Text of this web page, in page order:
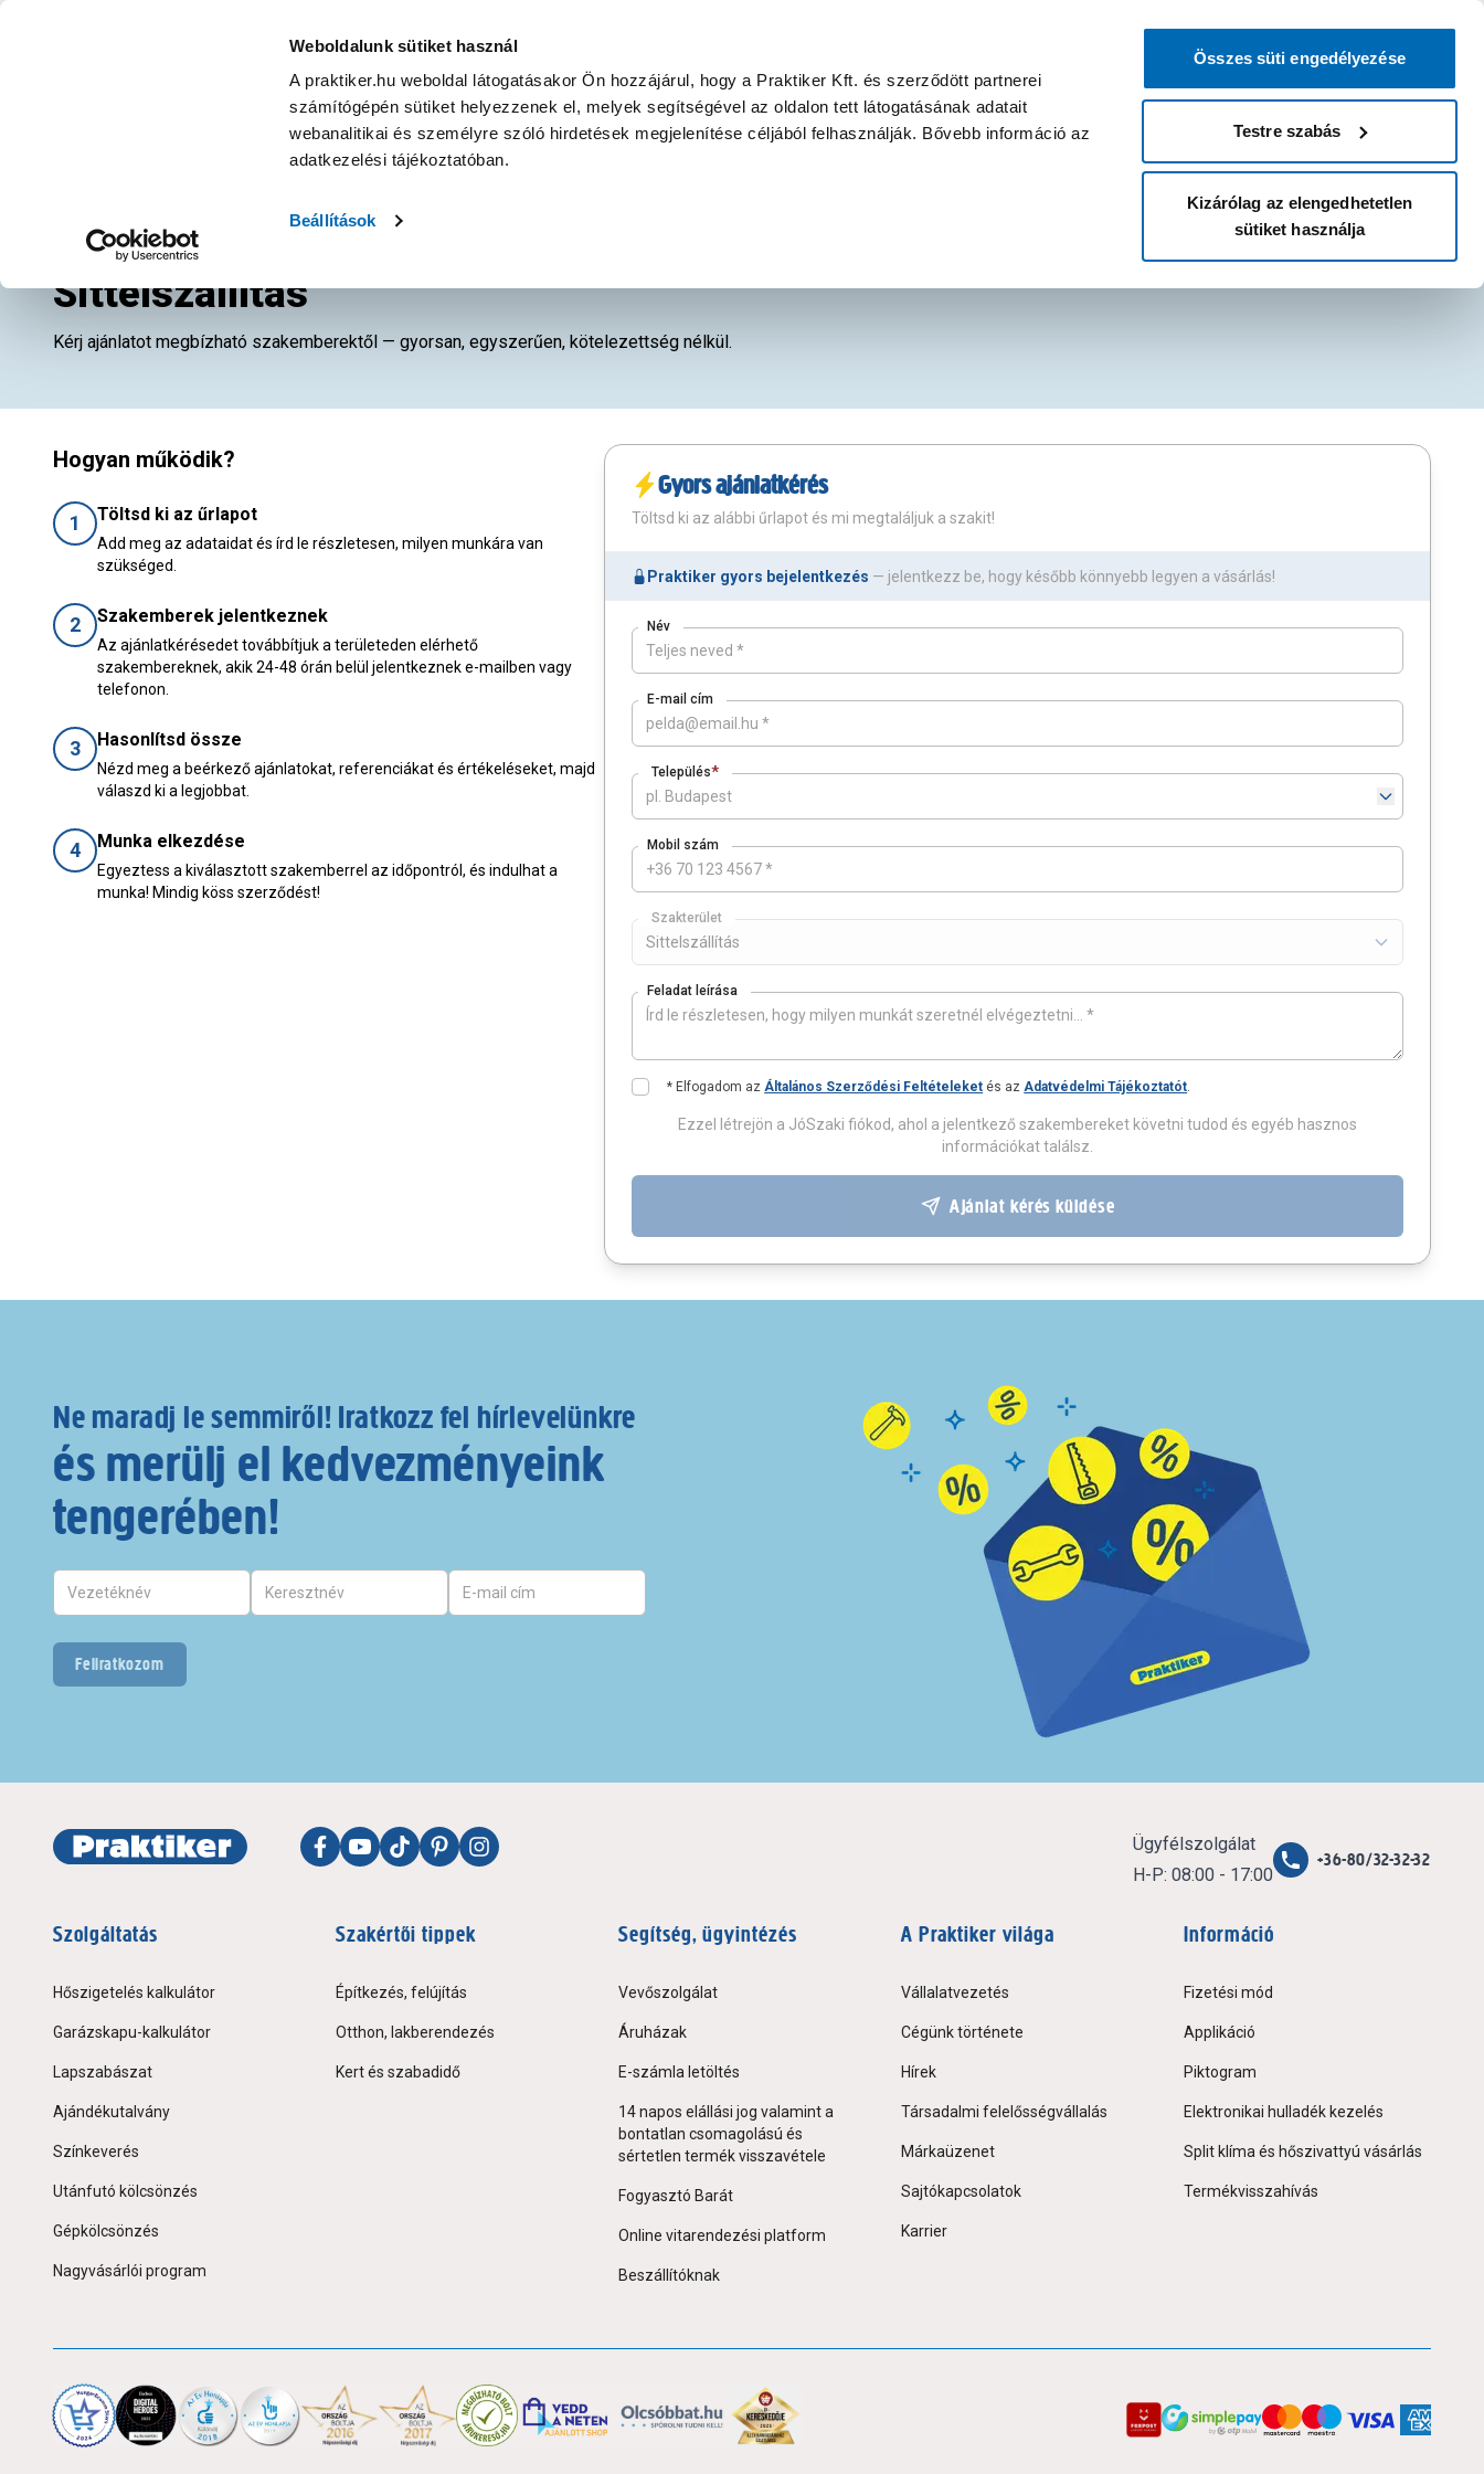
Weboldalunk sütiket használ
A praktiker.hu weboldal látogatásakor Ön hozzájárul, hogy a Praktiker Kft. és szerződött partnerei
számítógépén sütiket helyezzenek el, melyek segítségével az oldalon tett látogatásának adatait
webanalitikai és személyre szóló hirdetések megjelenítése céljából felhasználják. Bővebb információ az
adatkezelési tájékoztatóban.
Beállítások
Összes süti engedélyezése
Testre szabás
Kizárólag az elengedhetetlen
sütiket használja
KATEGÓRIÁK
bejelentkezni?
Belépés Listáim
Nyereményjáték Praktiker Professional Szakiajánló Ügyintézés és Információ Áruházak és szolgáltatások
SZAKIAJÁNLÓ
Sittelszállítás
Kérj ajánlatot megbízható szakemberektől — gyorsan, egyszerűen, kötelezettség nélkül.
Hogyan működik?
1 Töltsd ki az űrlapot
Add meg az adataidat és írd le részletesen, milyen munkára van
szükséged.
2 Szakemberek jelentkeznek
Az ajánlatkérésedet továbbítjuk a területeden elérhető
szakembereknek, akik 24-48 órán belül jelentkeznek e-mailben vagy
telefonon.
3 Hasonlítsd össze
Nézd meg a beérkező ajánlatokat, referenciákat és értékeléseket, majd
válaszd ki a legjobbat.
4 Munka elkezdése
Egyeztess a kiválasztott szakemberrel az időpontról, és indulhat a
munka! Mindig köss szerződést!
Gyors ajánlatkérés
Töltsd ki az alábbi űrlapot és mi megtaláljuk a szakit!
Praktiker gyors bejelentkezés — jelentkezz be, hogy később könnyebb legyen a vásárlás!
Név
E-mail cím
Település*
Mobil szám
Sittelszállítás
Szakterület
Feladat leírása
* Elfogadom azÁltalános Szerződési Feltételeket és azAdatvédelmi Tájékoztatót.
Ezzel létrejön a JóSzaki fiókod, ahol a jelentkező szakembereket követni tudod és egyéb hasznos
információkat találsz.
Ajánlat kérés küldése
Ne maradj le semmiről! Iratkozz fel hírlevelünkre
és merülj el kedvezményeink
tengerében!
Feliratkozom
Ügyfélszolgálat
H-P: 08:00 - 17:00
+36-80/32-32-32
Szolgáltatás
Hőszigetelés kalkulátor
Garázskapu-kalkulátor
Lapszabászat
Ajándékutalvány
Színkeverés
Utánfutó kölcsönzés
Gépkölcsönzés
Nagyvásárlói program
Szakértői tippek
Építkezés, felújítás
Otthon, lakberendezés
Kert és szabadidő
Segítség, ügyintézés
Vevőszolgálat
Áruházak
E-számla letöltés
14 napos elállási jog valamint a
bontatlan csomagolású és
sértetlen termék visszavétele
Fogyasztó Barát
Online vitarendezési platform
Beszállítóknak
A Praktiker világa
Vállalatvezetés
Cégünk története
Hírek
Társadalmi felelősségvállalás
Márkaüzenet
Sajtókapcsolatok
Karrier
Információ
Fizetési mód
Applikáció
Piktogram
Elektronikai hulladék kezelés
Split klíma és hőszivattyú vásárlás
Termékvisszahívás